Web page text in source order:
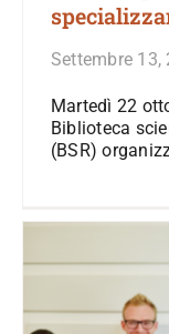
Settembre 13,
Martedì 22
Biblioteca
(BSR)